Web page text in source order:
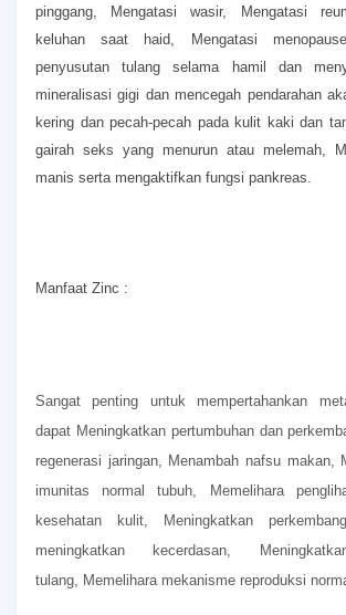
pinggang, Mengatasi wasir, Mengatasi
keluhan saat haid, Mengatasi
penyusutan tulang selama hamil dan
mineralisasi gigi dan mencegah pendarahan
kering dan pecah-pecah pada kulit kaki dan
gairah seks yang menurun atau melemah,
manis serta mengaktifkan fungsi pankreas.
Manfaat Zinc :
Sangat penting untuk mempertahankan
dapat Meningkatkan pertumbuhan dan
regenerasi jaringan,
Menambah nafsu makan,
imunitas normal tubuh,
Memelihara
kesehatan kulit,
Meningkatkan
meningkatkan kecerdasan,
tulang,
Memelihara mekanisme reproduksi